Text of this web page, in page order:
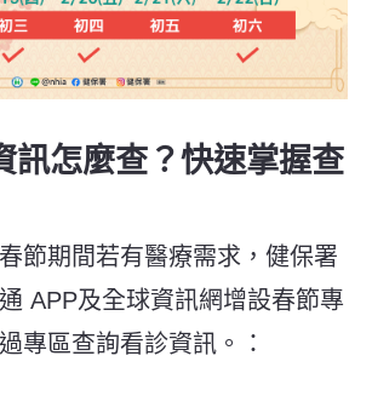
訊怎麼查？快速掌握查
節期間若有醫療需求，健保署
APP及全球資訊網增設春節專
專區查詢看診資訊。：